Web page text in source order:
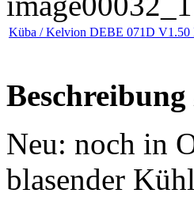
Küba / Kelvion DEBE 071D
Neu: noch in
blasender